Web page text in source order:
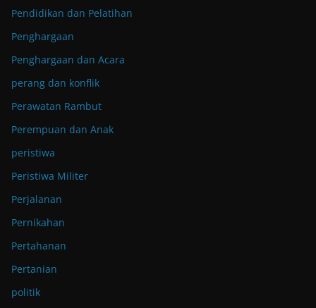
Pendidikan dan Pelatihan
Penghargaan
Penghargaan dan Acara
perang dan konflik
Perawatan Rambut
Perempuan dan Anak
peristiwa
Peristiwa Militer
Perjalanan
Pernikahan
Pertahanan
Pertanian
politik